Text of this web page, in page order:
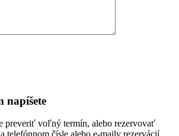
napíšete
preveriť voľný termín, alebo rezervovať